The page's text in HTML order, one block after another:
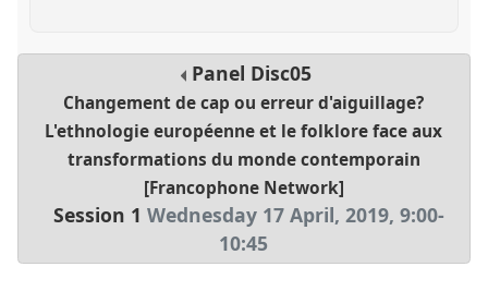
Panel Disc05
Changement de cap ou erreur d'aiguillage?
L'ethnologie européenne et le folklore face aux
transformations du monde contemporain
[Francophone Network]
Session 1 Wednesday 17 April, 2019,9:00-
10:45